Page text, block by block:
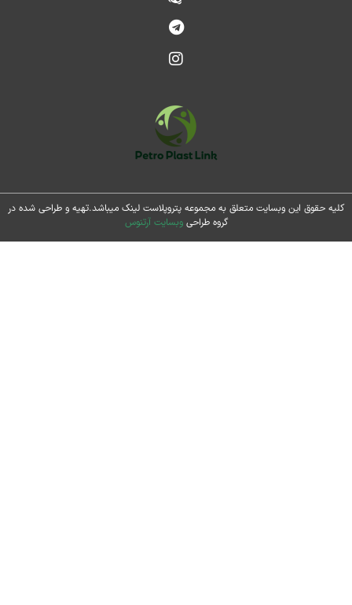
این وبسایت متعلق به مجموعه پتروپلاست لینک میباشد.تهیه و طراحی شده در
گروه طراحی وبسایت آرتنوس